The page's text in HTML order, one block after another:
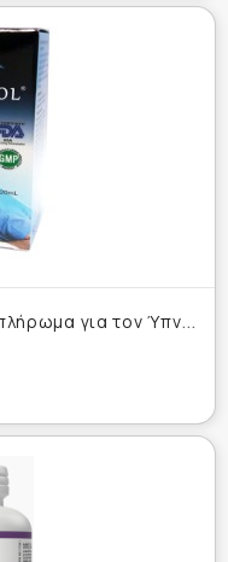
M
edichrom Bio Hypnol Spray Συμπλήρωμα για τον Ύπνο 20ml